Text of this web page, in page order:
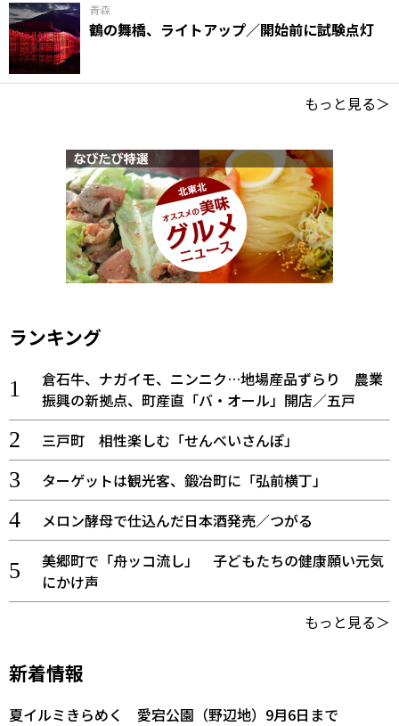
青森
鶴の舞橋、ライトアップ／開始前に試験点灯
もっと見る＞
ランキング
倉石牛、ナガイモ、ニンニク…地場産品ずらり 農業
振興の新拠点、町産直「バ・オール」開店／五戸
三戸町 相性楽しむ「せんべいさんぽ」
ターゲットは観光客、鍛冶町に「弘前横丁」
メロン酵母で仕込んだ日本酒発売／つがる
美郷町で「舟ッコ流し」 子どもたちの健康願い元気
にかけ声
もっと見る＞
新着情報
夏イルミきらめく 愛宕公園（野辺地）9月6日まで